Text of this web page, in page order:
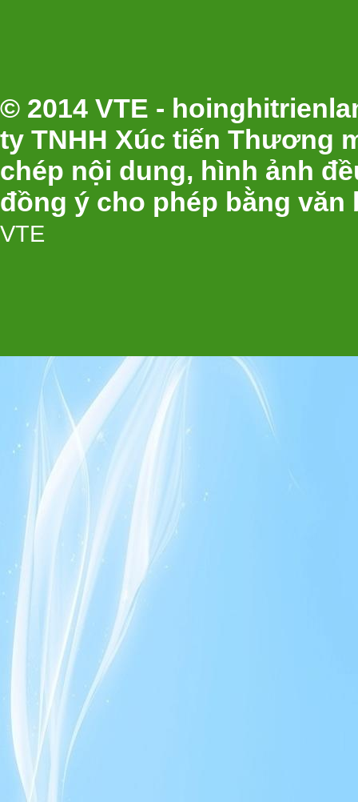
© 2014 VTE -
ty TNHH Xúc tiến Thương
chép nội dung, hình ảnh
đồng ý cho phép bằng văn
VTE